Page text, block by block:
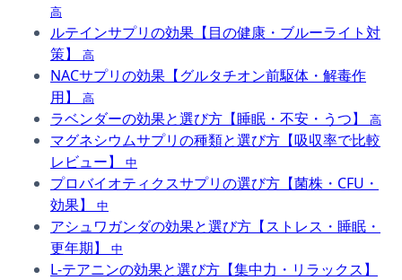
高
ルテインサプリの効果【目の健康・ブルーライト対
策】
高
NACサプリの効果【グルタチオン前駆体・解毒作
用】
高
ラベンダーの効果と選び方【睡眠・不安・うつ】 高
マグネシウムサプリの種類と選び方【吸収率で比較
レビュー】
中
プロバイオティクスサプリの選び方【菌株・CFU・
効果】
中
アシュワガンダの効果と選び方【ストレス・睡眠・
更年期】
中
L-テアニンの効果と選び方【集中力・リラックス】